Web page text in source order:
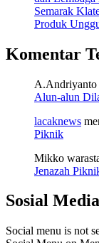
Semarak
Produk
Komentar
A.Andriyanto
Alun-alun
lacaknews
Piknik
Mikko
Jenazah
Sosial Media
Social menu is not